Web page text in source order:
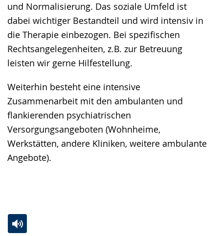
und Normalisierung. Das soziale Umfeld ist
dabei wichtiger Bestandteil und wird intensiv in
die Therapie einbezogen. Bei spezifischen
Rechtsangelegenheiten, z.B. zur Betreuung
leisten wir gerne Hilfestellung.
Weiterhin besteht eine intensive
Zusammenarbeit mit den ambulanten und
flankierenden psychiatrischen
Versorgungsangeboten (Wohnheime,
Werkstätten, andere Kliniken, weitere ambulante
Angebote).